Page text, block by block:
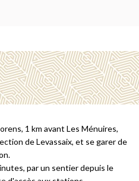
1 km avant Les Ménuires,
de Levassaix, et se garer de
par un sentier depuis le